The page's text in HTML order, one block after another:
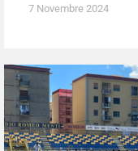
7 Novembre 2024